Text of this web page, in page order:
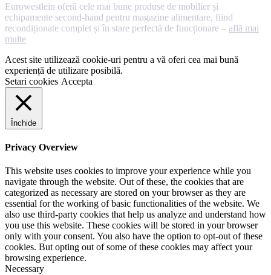
Eurowestlein oferă cele mai bune produse de mobilier și
echipamente second-hand pentru magazine alimentare, fiind
recondiționate complet și în stare perfectă de funcționare – află mai
multe
Acest site utilizează cookie-uri pentru a vă oferi cea mai bună
experiență de utilizare posibilă.
Setari cookies Accepta
Închide
Privacy Overview
This website uses cookies to improve your experience while you
navigate through the website. Out of these, the cookies that are
categorized as necessary are stored on your browser as they are
essential for the working of basic functionalities of the website. We
also use third-party cookies that help us analyze and understand how
you use this website. These cookies will be stored in your browser
only with your consent. You also have the option to opt-out of these
cookies. But opting out of some of these cookies may affect your
browsing experience.
Necessary